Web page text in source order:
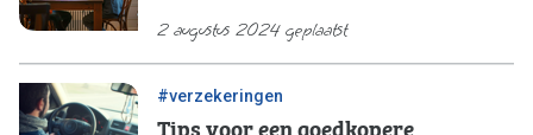
2 augustus 2024 geplaatst
#verzekeringen
Tips voor een goedkopere